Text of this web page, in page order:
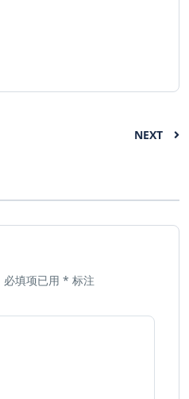
NEXT
必填项已用 * 标注